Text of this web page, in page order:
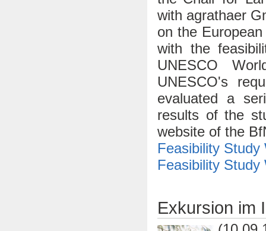
with agrathaer
on the
with the
UNESCO
UNESCO's
evaluated a
results of the
website of the
Feasibility
Feasibility
Exkursion im